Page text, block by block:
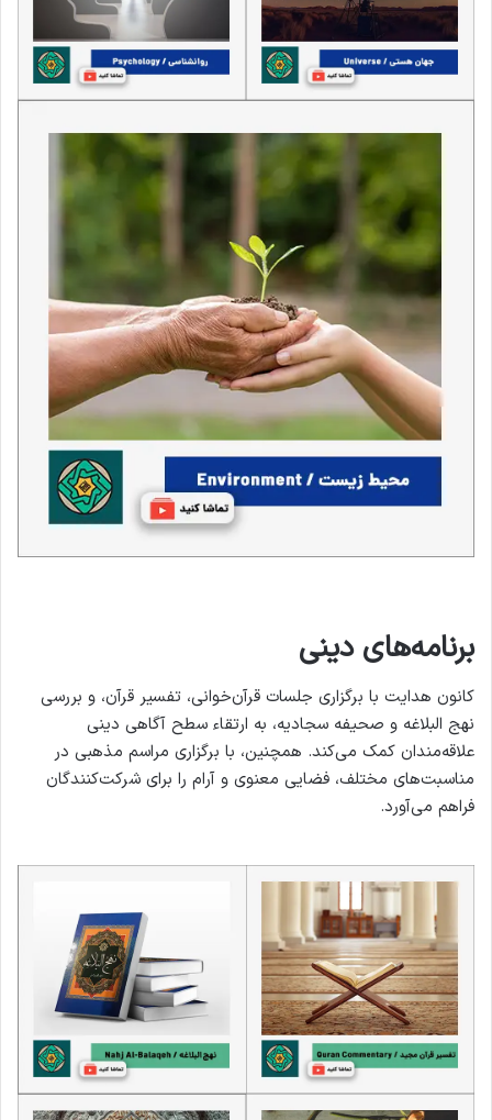
برنامه‌های دینی
کانون هدایت با برگزاری جلسات قرآن‌خوانی، تفسیر قرآن، و بررسی
نهج البلاغه و صحیفه سجادیه، به ارتقاء سطح آگاهی دینی
علاقه‌مندان کمک می‌کند. همچنین، با برگزاری مراسم مذهبی در
مناسبت‌های مختلف، فضایی معنوی و آرام را برای شرکت‌کنندگان
فراهم می‌آورد.